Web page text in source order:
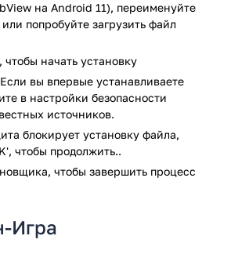
выполнять
соответствующим
повысить профессиональный
улучшить амуницию
чтобы при помощи
доспехов легко добиться нужный
старых телефонов. Остается
точное изображение даже на
моды. Ежемесячно
на Android 11), переименуйте
попробуйте загрузить файл
начать установку
вы впервые устанавливаете
в настройки безопасности
источников.
блокирует установку файла,
чтобы продолжить..
чтобы завершить процесс
Игра